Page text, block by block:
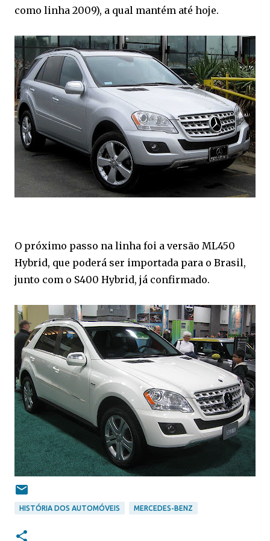
como linha 2009), a qual mantém até hoje.
O próximo passo na linha foi a versão ML450
Hybrid, que poderá ser importada para o Brasil,
junto com o S400 Hybrid, já confirmado.
HISTÓRIA DOS AUTOMÓVEIS MERCEDES-BENZ